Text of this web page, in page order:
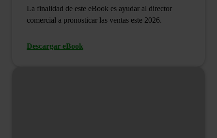
La finalidad de este eBook es ayudar al director
comercial a pronosticar las ventas este 2026.
Descargar eBook